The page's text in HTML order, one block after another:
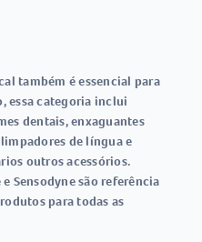
também é essencial para
essa categoria inclui
dentais, enxaguantes
de língua e
outros acessórios.
Sensodyne são referência
para todas as